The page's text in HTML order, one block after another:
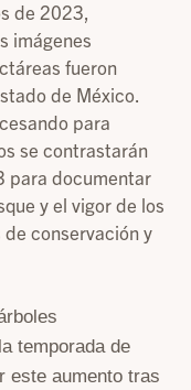
de 2023,
imágenes
fueron
de México.
para
se contrastarán
para documentar
y el vigor de los
conservación y
temporada de
este aumento tras